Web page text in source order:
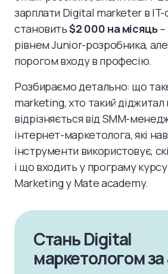
зарплати Digital marketer в IT-
становить$2 000 на місяць–
рівнем Junior-розробника,
порогом входу в професію.
Розбираємо детально: що
marketing, хто такий
відрізняється від SMM-
інтернет-маркетолога, які
інструменти використовує,
і що входить у програму
Marketing у Mate academy.
Стань Digital
маркетологом за